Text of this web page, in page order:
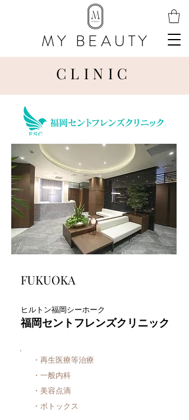
MY BEAUTY
​CLINIC
FUKUOKA
ヒルトン福岡シーホーク
福岡セントフレンズクリニック
・再生医療等治療
・一般内科
・美容点滴
​・ボトックス